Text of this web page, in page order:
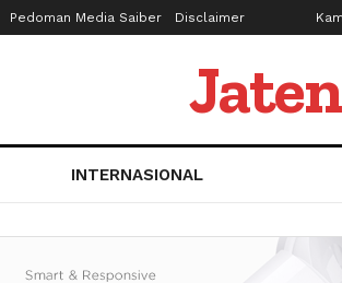
Pedoman Media Saiber Disclaimer
INTERNASIONAL